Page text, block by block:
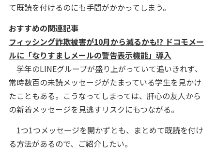
て既読を付けるのにも手間がかかってしまう。
おすすめの関連記事
フィッシング詐欺被害が10月から減るかも!? ドコモメー
ルに「なりすましメールの警告表示機能」導入
学年のLINEグループが盛り上がっていて追いきれず、
常時数百の未読メッセージがたまっている学生を見かけ
たこともある。こうなってしまっては、肝心の友人から
の新着メッセージを見逃すリスクにもつながる。
1つ1つメッセージを開かずとも、まとめて既読を付け
る方法があるので、ご紹介したい。